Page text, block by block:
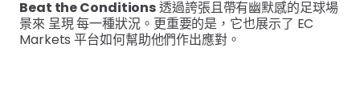
Beat the Conditions透過誇張且帶有幽默感的足球場
景來 呈現 每一種狀況。更重要的是，它也展示了 EC
Markets 平台如何幫助他們作出應對。